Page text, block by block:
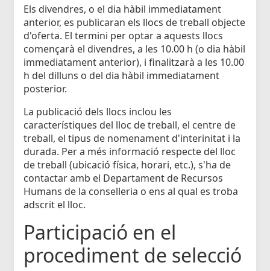
Els divendres, o el dia hàbil immediatament
anterior, es publicaran els llocs de treball objecte
d'oferta. El termini per optar a aquests llocs
començarà el divendres, a les 10.00 h (o dia hàbil
immediatament anterior), i finalitzarà a les 10.00
h del dilluns o del dia hàbil immediatament
posterior.
La publicació dels llocs inclou les
característiques del lloc de treball, el centre de
treball, el tipus de nomenament d'interinitat i la
durada. Per a més informació respecte del lloc
de treball (ubicació física, horari, etc.), s'ha de
contactar amb el Departament de Recursos
Humans de la conselleria o ens al qual es troba
adscrit el lloc.
Participació en el
procediment de selecció